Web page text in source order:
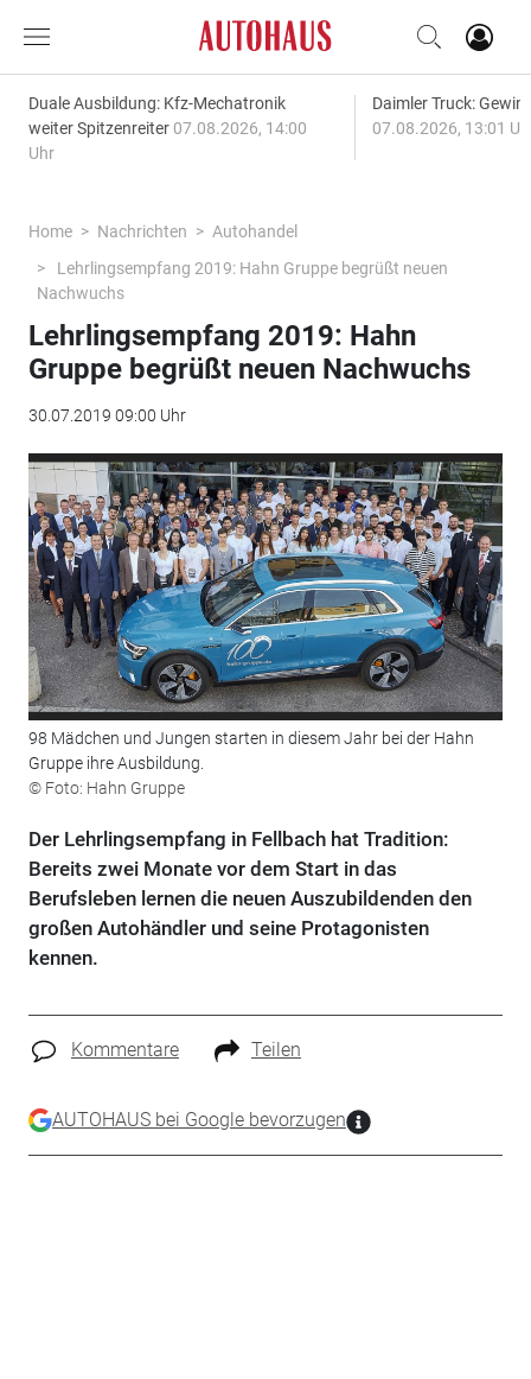
Duale Ausbildung: Kfz-Mechatronik
weiter Spitzenreiter 07.08.2026, 14:00
Uhr
Daimler Truck:
07.08.2026, 13:01
Home Nachrichten
Autohandel
Lehrlingsempfang 2019: Hahn Gruppe begrüßt neuen
Nachwuchs
Lehrlingsempfang 2019: Hahn
Gruppe begrüßt neuen Nachwuchs
30.07.2019 09:00 Uhr
98 Mädchen und Jungen starten in diesem Jahr bei der Hahn
Gruppe ihre Ausbildung.
© Foto: Hahn Gruppe
Der Lehrlingsempfang in Fellbach hat Tradition:
Bereits zwei Monate vor dem Start in das
Berufsleben lernen die neuen Auszubildenden den
großen Autohändler und seine Protagonisten
kennen.
Kommentare Teilen
AUTOHAUS bei Google bevorzugen